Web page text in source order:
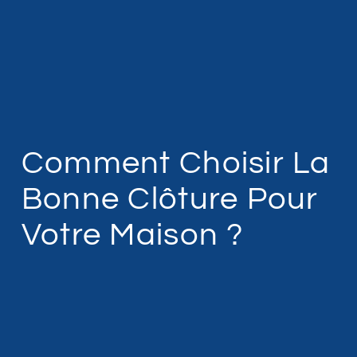
Comment Choisir La
Bonne Clôture Pour
Votre Maison ?